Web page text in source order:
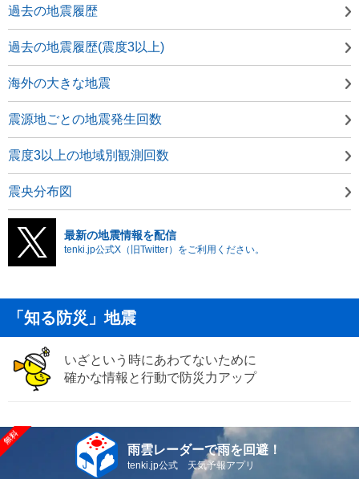
過去の地震履歴
過去の地震履歴(震度3以上)
海外の大きな地震
震源地ごとの地震発生回数
震度3以上の地域別観測回数
震央分布図
最新の地震情報を配信
tenki.jp公式X（旧Twitter）をご利用ください。
「知る防災」地震
いざという時にあわてないために
確かな情報と行動で防災力アップ
雨雲レーダーで雨を回避！
tenki.jp公式 天気予報アプリ